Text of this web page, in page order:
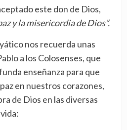
este don de Dios,
y la misericordia de Dios”.
nos recuerda unas
a los Colosenses, que
enseñanza para que
en nuestros corazones,
de Dios en las diversas